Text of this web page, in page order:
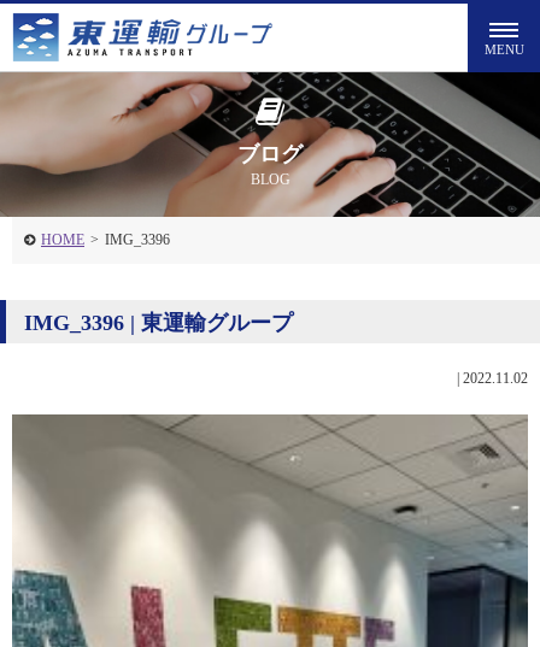
ブログ
BLOG
HOME > IMG_3396
IMG_3396 | 東運輸グループ
2022.11.02